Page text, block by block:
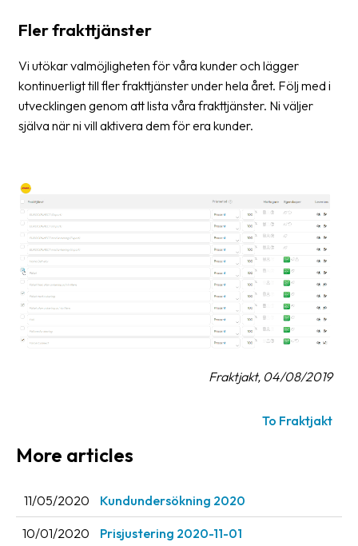
&
News
archive
Contact
Terms
and
Fler frakttjänster
Vi utökar valmöjligheten för våra kunder och lägger
kontinuerligt till fler frakttjänster under hela året. Följ med i
utvecklingen genom att lista våra frakttjänster. Ni väljer
själva när ni vill aktivera dem för era kunder.
Fraktjakt, 04/08/2019
To Fraktjakt
More articles
11/05/2020 Kundundersökning 2020
10/01/2020 Prisjustering 2020-11-01